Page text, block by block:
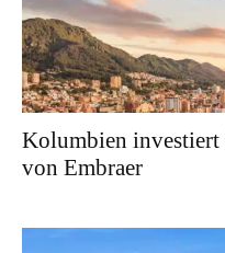
Kolumbien
von Embraer